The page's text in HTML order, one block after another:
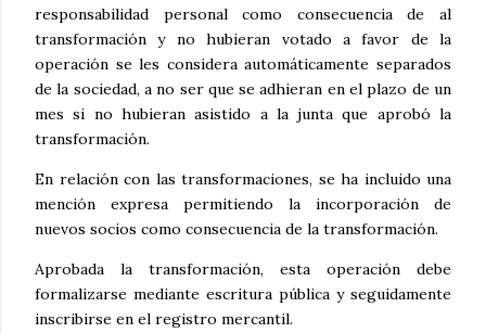
responsabilidad personal como consecuencia de al
transformación y no hubieran votado a favor de la
operación se les considera automáticamente separados
de la sociedad, a no ser que se adhieran en el plazo de un
mes si no hubieran asistido a la junta que aprobó la
transformación.
En relación con las transformaciones, se ha incluido una
mención expresa permitiendo la incorporación de
nuevos socios como consecuencia de la transformación.
Aprobada la transformación, esta operación debe
formalizarse mediante escritura pública y seguidamente
inscribirse en el registro mercantil.